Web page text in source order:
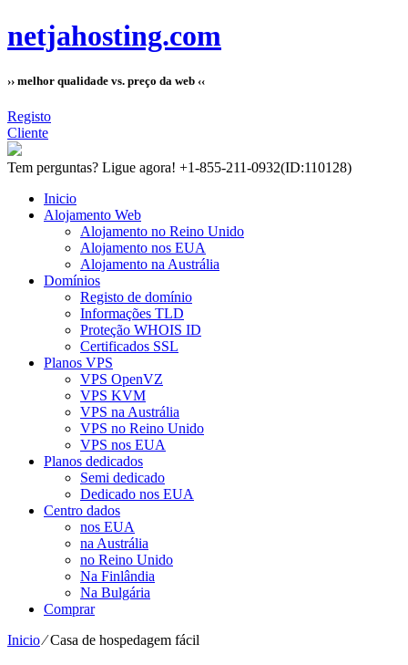
netjahosting.com
›› melhor qualidade vs. preço da web ‹‹
Registo
Cliente
Tem perguntas? Ligue agora! +1-855-211-0932(ID:110128)
Inicio
Alojamento Web
Alojamento no Reino Unido
Alojamento nos EUA
Alojamento na Austrália
Domínios
Registo de domínio
Informações TLD
Proteção WHOIS ID
Certificados SSL
Planos VPS
VPS OpenVZ
VPS KVM
VPS na Austrália
VPS no Reino Unido
VPS nos EUA
Planos dedicados
Semi dedicado
Dedicado nos EUA
Centro dados
nos EUA
na Austrália
no Reino Unido
Na Finlândia
Na Bulgária
Comprar
Inicio⁄Casa de hospedagem fácil